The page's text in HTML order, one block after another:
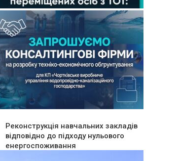
Реконструкція навчальних закладів
відповідно до підходу нульового
енергоспоживання